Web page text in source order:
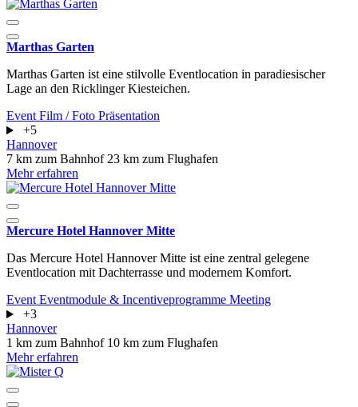
Marthas Garten
Marthas Garten ist eine stilvolle Eventlocation in paradiesischer
Lage an den Ricklinger Kiesteichen.
Event Film / Foto Präsentation
+5
Hannover
7 km zum Bahnhof 23 km zum Flughafen
Mehr erfahren
Mercure Hotel Hannover Mitte
Das Mercure Hotel Hannover Mitte ist eine zentral gelegene
Eventlocation mit Dachterrasse und modernem Komfort.
Event Eventmodule & Incentiveprogramme Meeting
+3
Hannover
1 km zum Bahnhof 10 km zum Flughafen
Mehr erfahren